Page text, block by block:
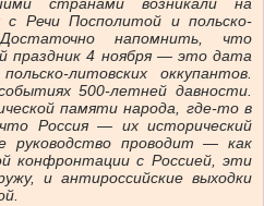
странами возникали на
с Речи Посполитой и польско-
напомнить, что
праздник 4 ноября — это дата
литовских оккупантов.
500-летней давности.
памяти народа, где-то в
Россия — их исторический
руководство проводит — как
конфронтации с Россией, эти
и антироссийские выходки